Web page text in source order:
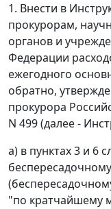
1. Внести в
прокурорам,
органов и
Федерации
ежегодного
обратно,
прокурора
N 499 (далее -
а) в пунктах 3 и 6
"по кратчайшему